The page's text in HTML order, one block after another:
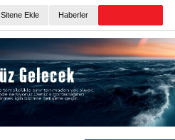
Sitene Ekle Haberler